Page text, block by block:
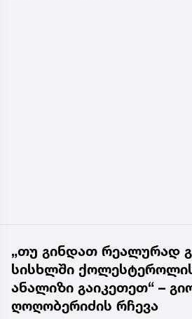
„თუ გინდათ რეალურად
სისხლში
ანალიზი გაიკეთეთ“ –
ღოღობერიძის რჩევა